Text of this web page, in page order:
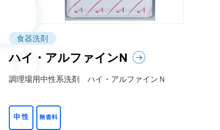
食器洗剤
ハイ・アルファインN
調理場用中性系洗剤 ハイ・アルファインＮ